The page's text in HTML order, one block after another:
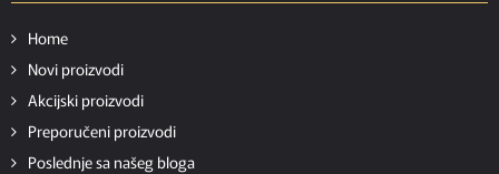
Home
Novi proizvodi
Akcijski proizvodi
Preporučeni proizvodi
Poslednje sa našeg bloga